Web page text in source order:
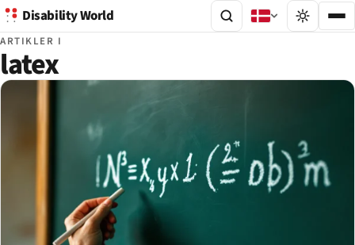
Disability World
ARTIKLER I
latex